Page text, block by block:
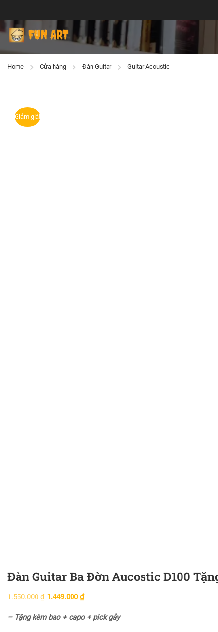
Home Cửa hàng Đàn Guitar Guitar Acoustic
Giảm giá!
Đàn Guitar Ba Đờn Aucostic D100
1.550.000₫ 1.449.000₫
– Tặng kèm bao + capo + pick gảy